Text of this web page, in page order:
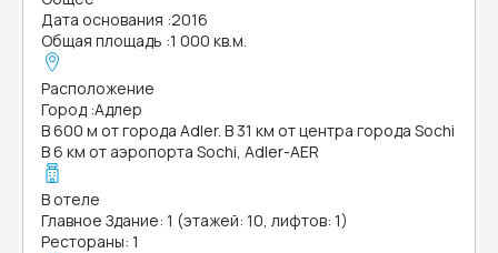
Дата основания :2016
Общая площадь :1 000 кв.м.
Расположение
Город :Адлер
В 600 м от города Adler. В 31 км от центра города Sochi
В 6 км от аэропорта Sochi, Adler-AER
В отеле
Главное Здание: 1 (этажей: 10, лифтов: 1)
Рестораны: 1